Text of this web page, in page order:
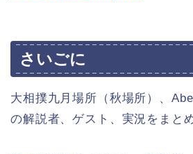
さいごに
大相撲九月場所（秋場所）、
の解説者、ゲスト、実況をまと